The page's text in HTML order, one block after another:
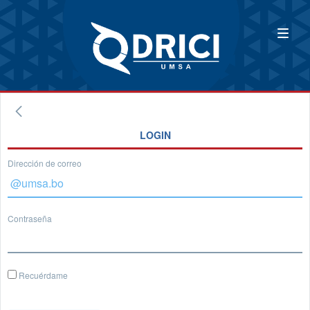
LOGIN
Dirección de correo
Contraseña
Recuérdame